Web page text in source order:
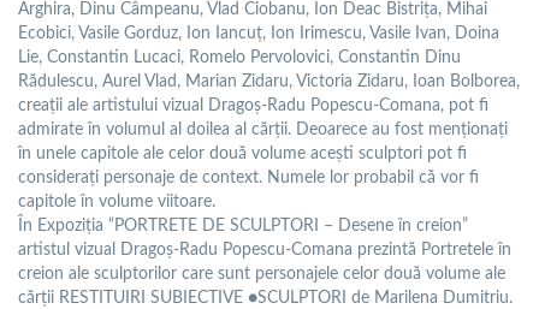
Arghira, Dinu Câmpeanu, Vlad Ciobanu, Ion Deac Bistrița, Mihai
Ecobici, Vasile Gorduz, Ion Iancuț, Ion Irimescu, Vasile Ivan, Doina
Lie, Constantin Lucaci, Romelo Pervolovici, Constantin Dinu
Rădulescu, Aurel Vlad, Marian Zidaru, Victoria Zidaru, Ioan Bolborea,
creații ale artistului vizual Dragoș-Radu Popescu-Comana, pot fi
admirate în volumul al doilea al cărții. Deoarece au fost menționați
în unele capitole ale celor două volume acești sculptori pot fi
considerați personaje de context. Numele lor probabil că vor fi
capitole în volume viitoare.
În Expoziția “PORTRETE DE SCULPTORI – Desene în creion”
artistul vizual Dragoș-Radu Popescu-Comana prezintă Portretele în
creion ale sculptorilor care sunt personajele celor două volume ale
cărții RESTITUIRI SUBIECTIVE ●SCULPTORI de Marilena Dumitriu.